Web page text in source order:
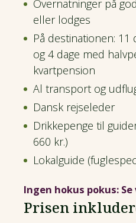
Overnatninger på
eller lodges
På destinationen:
og 4 dage med
kvartpension
Al transport og
Dansk rejseleder
Drikkepenge til
660 kr.)
Lokalguide
Ingen hokus pokus:
Prisen